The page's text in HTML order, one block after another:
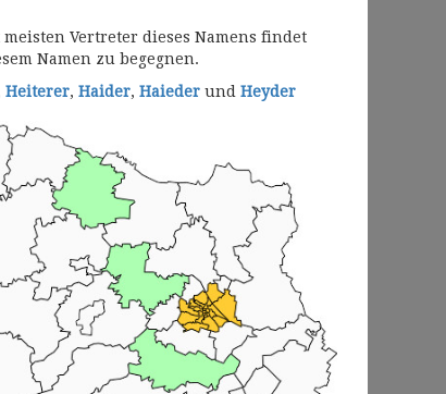
Vertreter dieses Namens findet
Namen zu begegnen.
Heiterer, Haider, Haieder und Heyder